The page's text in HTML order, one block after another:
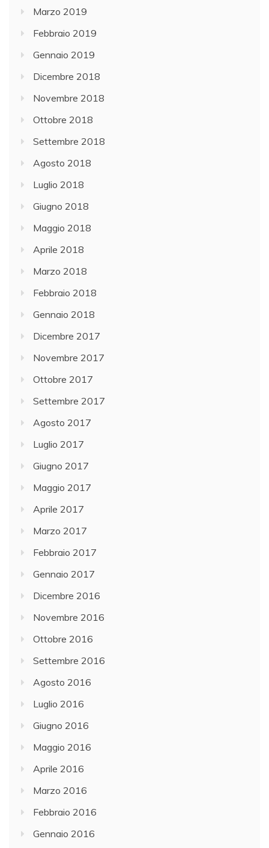
Marzo 2019
Febbraio 2019
Gennaio 2019
Dicembre 2018
Novembre 2018
Ottobre 2018
Settembre 2018
Agosto 2018
Luglio 2018
Giugno 2018
Maggio 2018
Aprile 2018
Marzo 2018
Febbraio 2018
Gennaio 2018
Dicembre 2017
Novembre 2017
Ottobre 2017
Settembre 2017
Agosto 2017
Luglio 2017
Giugno 2017
Maggio 2017
Aprile 2017
Marzo 2017
Febbraio 2017
Gennaio 2017
Dicembre 2016
Novembre 2016
Ottobre 2016
Settembre 2016
Agosto 2016
Luglio 2016
Giugno 2016
Maggio 2016
Aprile 2016
Marzo 2016
Febbraio 2016
Gennaio 2016